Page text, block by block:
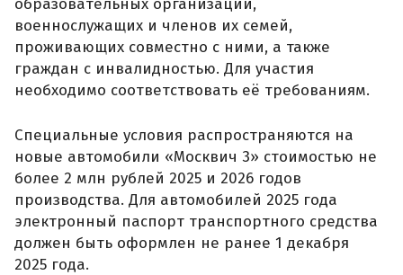
образовательных организаций,
военнослужащих и членов их семей,
проживающих совместно с ними, а также
граждан с инвалидностью. Для участия
необходимо соответствовать её требованиям.
Специальные условия распространяются на
новые автомобили «Москвич 3» стоимостью не
более 2 млн рублей 2025 и 2026 годов
производства. Для автомобилей 2025 года
электронный паспорт транспортного средства
должен быть оформлен не ранее 1 декабря
2025 года.